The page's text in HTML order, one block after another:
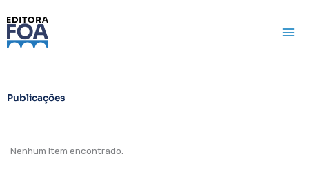
para
Publicações
Nenhum item encontrado.